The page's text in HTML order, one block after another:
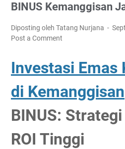
BINUS Kemanggisan
Diposting oleh Tatang Nurjana
Post a Comment
Investasi Emas
di Kemanggisan
BINUS:
ROI Tinggi